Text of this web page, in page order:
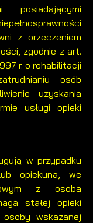
posiadającymi
z orzeczeniem
zgodnie z art.
r. o rehabilitacji
osób
uzyskania
usługi opieki
w przypadku
opiekuna, we
z osoba
stałej opieki
wskazanej
nasze treści w